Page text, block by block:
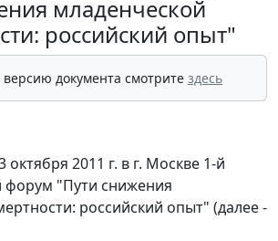
младенческой
российский опыт"
документа смотрите здесь
октября 2011 г. в г. Москве 1-й
"Пути снижения
российский опыт" (далее -